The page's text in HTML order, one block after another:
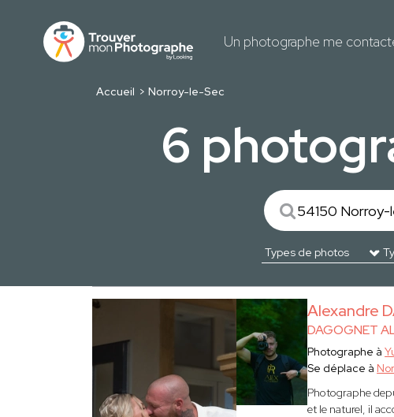
Un photographe me
Accueil Norroy-le-Sec
6
Alexandre
DAGOGNET
Photographe à
Se déplace à
Photographe
et le naturel, il